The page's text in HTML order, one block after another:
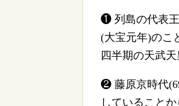
❶ 列島の代表
(大宝元年)のこ
四半期の天武
❷ 藤原京時代
していること